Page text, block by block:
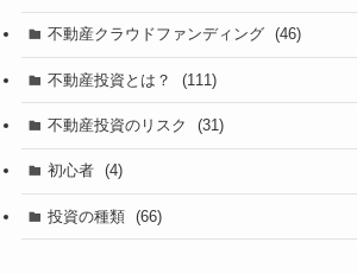
不動産クラウドファンディング (46)
不動産投資とは？ (111)
不動産投資のリスク (31)
初心者 (4)
投資の種類 (66)